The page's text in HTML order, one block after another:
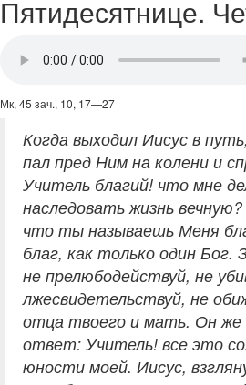
Пятидесятнице.
Мк, 45 зач., 10, 17—27
Когда выходил Иисус в
пал пред Ним на колени и
Учитель благий! что мне
наследовать жизнь
что ты называешь Меня
благ, как только один Бог.
не прелюбодействуй, не
лжесвидетельствуй, не
отца твоего и мать. Он же
ответ: Учитель! все это
юности моей. Иисус,